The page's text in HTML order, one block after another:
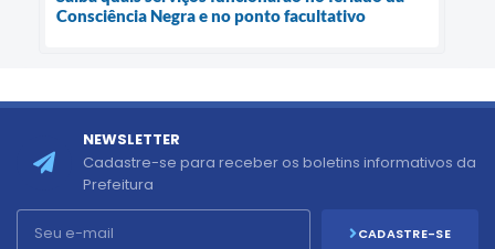
Consciência Negra e no ponto facultativo
NEWSLETTER
Cadastre-se para receber os boletins informativos da
Prefeitura
CADASTRE-SE